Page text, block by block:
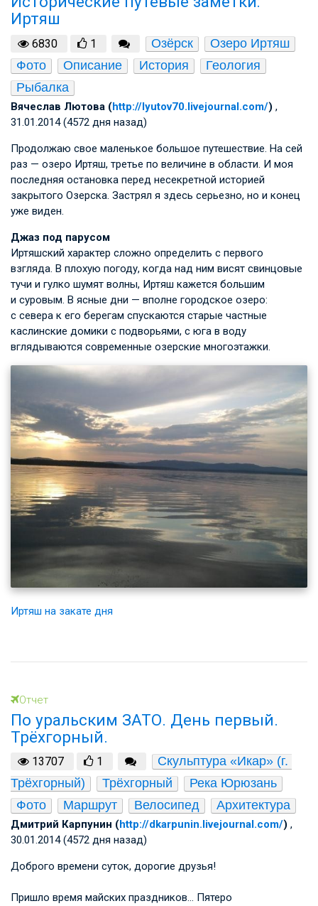
Иртяш
6830 1 Озёрск
Озеро Иртяш
Фото
Описание История
Геология
Рыбалка
Вячеслав Лютова (http://lyutov70.livejournal.com/) ,
31.01.2014 (4572 дня назад)
Продолжаю свое маленькое большое путешествие. На сей
раз — озеро Иртяш, третье по величине в области. И моя
последняя остановка перед несекретной историей
закрытого Озерска. Застрял я здесь серьезно, но и конец
уже виден.
Джаз под парусом
Иртяшский характер сложно определить с первого
взгляда. В плохую погоду, когда над ним висят свинцовые
тучи и гулко шумят волны, Иртяш кажется большим
и суровым. В ясные дни — вполне городское озеро:
с севера к его берегам спускаются старые частные
каслинские домики с подворьями, с юга в воду
вглядываются современные озерские многоэтажки.
Иртяш на закате дня
Отчет
По уральским ЗАТО. День первый.
Трёхгорный.
13707 1
Скульптура «Икар» (г.
Трёхгорный)
Трёхгорный
Река Юрюзань
Фото
Маршрут Велосипед Архитектура
Дмитрий Карпунин (http://dkarpunin.livejournal.com/) ,
30.01.2014 (4572 дня назад)
Доброго времени суток, дорогие друзья!
Пришло время майских праздников… Пятеро